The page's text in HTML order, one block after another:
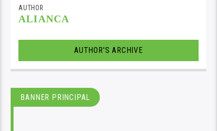
AUTHOR
ALIANCA
AUTHOR'S ARCHIVE
BANNER PRINCIPAL